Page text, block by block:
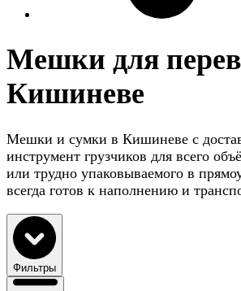
Мешки для
Кишиневе
Мешки и сумки в Кишиневе с
инструмент грузчиков для всего
или трудно упаковываемого в
всегда готов к наполнению и
Фильтры